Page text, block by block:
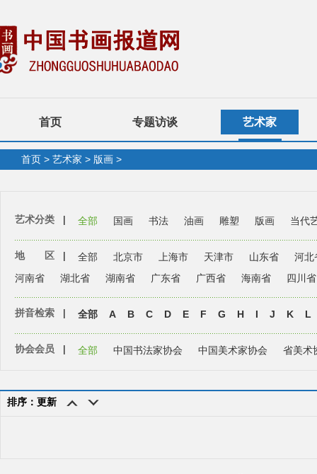
首页 专题访谈 艺术家
首页 > 艺术家 > 版画 >
艺术分类 | 全部 国画 书法 油画 雕塑 版画 当代
地 区 | 全部 北京市 上海市 天津市 山东省
河北
河南省
湖北省 湖南省 广东省 广西省 海南省 四川省
拼音检索 | 全部 A B C D E F G H I J K L
协会会员 | 全部 中国书法家协会 中国美术家协会 省美术
排序：更新